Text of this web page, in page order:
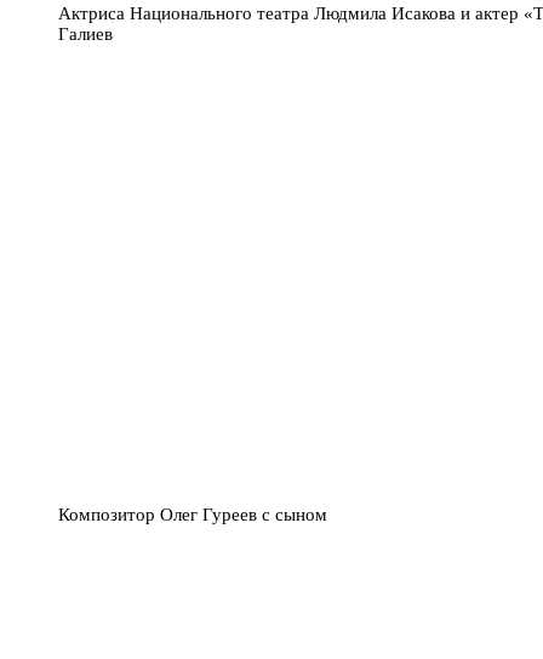
Актриса Национального театра Людмила Исакова и актер
Галиев
Композитор Олег Гуреев с сыном